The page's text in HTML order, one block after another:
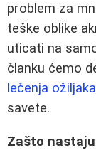
problem za
teške oblike
uticati na
članku ćemo
lečenja ožiljaka
savete.
Zašto